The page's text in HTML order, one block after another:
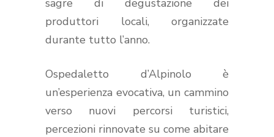
sagre di degustazione dei
produttori locali, organizzate
durante tutto l’anno.
Ospedaletto d’Alpinolo è
un’esperienza evocativa, un cammino
verso nuovi percorsi turistici,
percezioni rinnovate su come abitare